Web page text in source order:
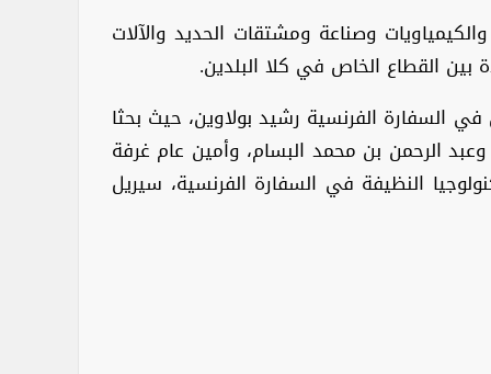
وصناعة ومشتقات الحديد والآلات
بين القطاع الخاص في كلا البلدين.
السفارة الفرنسية رشيد بولاوين، حيث بحثا
الرحمن بن محمد البسام، وأمين عام غرفة
النظيفة في السفارة الفرنسية، سيريل